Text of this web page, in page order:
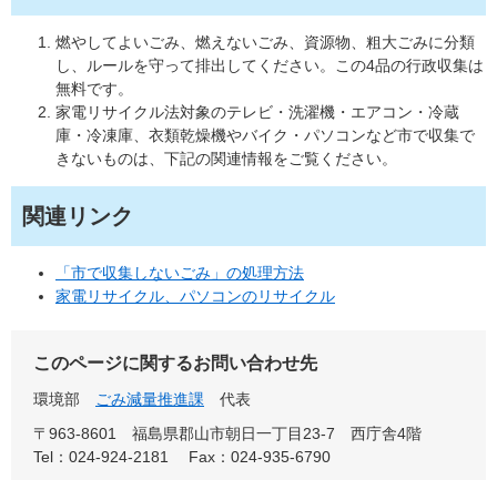
燃やしてよいごみ、燃えないごみ、資源物、粗大ごみに分類
し、ルールを守って排出してください。この4品の行政収集は
無料です。
家電リサイクル法対象のテレビ・洗濯機・エアコン・冷蔵
庫・冷凍庫、衣類乾燥機やバイク・パソコンなど市で収集で
きないものは、下記の関連情報をご覧ください。
関連リンク
「市で収集しないごみ」の処理方法
家電リサイクル、パソコンのリサイクル
このページに関するお問い合わせ先
環境部 ごみ減量推進課
代表
〒963-8601
福島県郡山市朝日一丁目23-7 西庁舎4階
Tel：024-924-2181
Fax：024-935-6790